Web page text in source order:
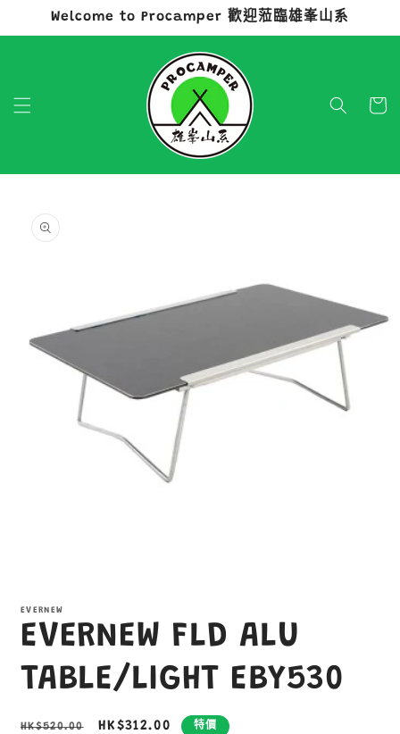
跳至內容
Welcome to Procamper 歡迎蒞臨雄峯山系
物
資訊
視
中
開
多
EVERNEW
EVERNEW FLD ALU
TABLE/LIGHT EBY530
定
HK$520.00
售
HK$312.00 特價